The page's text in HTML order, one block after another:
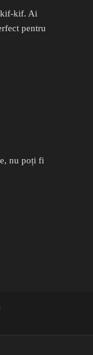
kif-kif. Ai
pentru
nu poți fi